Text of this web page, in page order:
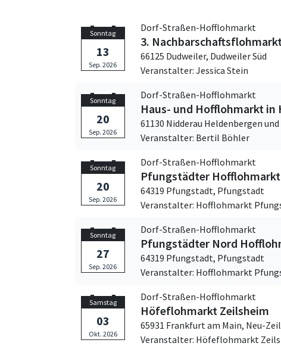
Sonntag
13
Sep. 2026
Dorf-Straßen-Hofflohmarkt
3.
66125 Dudweiler, Dudweiler Süd
Veranstalter: Jessica Stein
Sonntag
20
Sep. 2026
Dorf-Straßen-Hofflohmarkt
Haus- und Hofflohmarkt in
61130 Nidderau Heldenbergen
Veranstalter: Bertil Böhler
Sonntag
20
Sep. 2026
Dorf-Straßen-Hofflohmarkt
Pfungstädter Hofflohmarkt
64319 Pfungstadt, Pfungstadt
Veranstalter: Hofflohmarkt
Sonntag
27
Sep. 2026
Dorf-Straßen-Hofflohmarkt
Pfungstädter Nord
64319 Pfungstadt, Pfungstadt
Veranstalter: Hofflohmarkt
Samstag
03
Okt. 2026
Dorf-Straßen-Hofflohmarkt
Höfeflohmarkt Zeilsheim
65931 Frankfurt am Main, Neu-
Veranstalter: Höfeflohmarkt